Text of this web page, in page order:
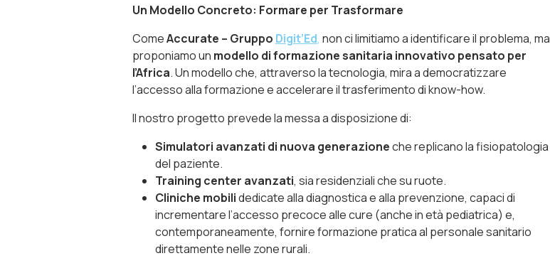
Un Modello Concreto: Formare per Trasformare
ComeAccurate – Gruppo Digit’Ed, non ci limitiamo a identificare il problema, ma
proponiamo un modello di formazione sanitaria innovativo pensato per
l’Africa. Un modello che, attraverso la tecnologia, mira a democratizzare
l’accesso alla formazione e accelerare il trasferimento di know-how.
Il nostro progetto prevede la messa a disposizione di:
Simulatori avanzati di nuova generazioneche replicano la fisiopatologia
del paziente.
Training center avanzati, sia residenziali che su ruote.
Cliniche mobilidedicate alla diagnostica e alla prevenzione, capaci di
incrementare l’accesso precoce alle cure (anche in età pediatrica) e,
contemporaneamente, fornire formazione pratica al personale sanitario
direttamente nelle zone rurali.